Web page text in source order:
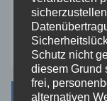
Zoll
Archiv
Schutz nicht
diesem Grund
frei,
alternativen